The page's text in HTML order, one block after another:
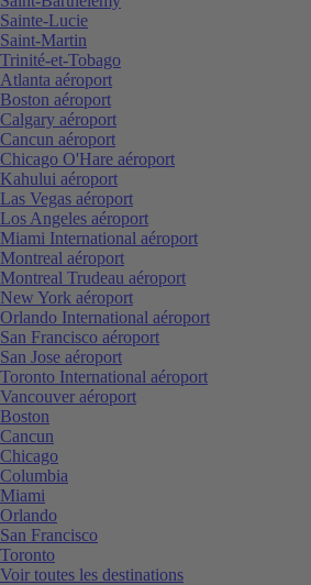
Sainte-Lucie
Saint-Martin
Trinité-et-Tobago
Atlanta aéroport
Boston aéroport
Calgary aéroport
Cancun aéroport
Chicago O'Hare aéroport
Kahului aéroport
Las Vegas aéroport
Los Angeles aéroport
Miami International aéroport
Montreal aéroport
Montreal Trudeau aéroport
New York aéroport
Orlando International aéroport
San Francisco aéroport
San Jose aéroport
Toronto International aéroport
Vancouver aéroport
Boston
Cancun
Chicago
Columbia
Miami
Orlando
San Francisco
Toronto
Voir toutes les destinations